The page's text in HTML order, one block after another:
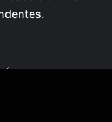
um exame